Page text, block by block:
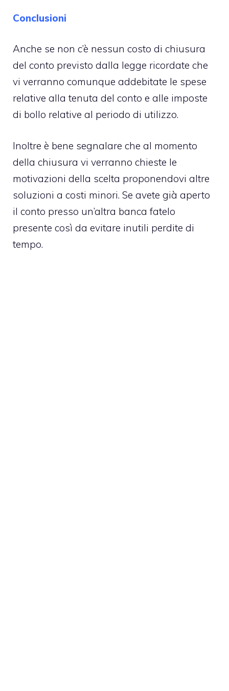
Conclusioni
Anche se non c’è nessun costo di chiusura
del conto previsto dalla legge ricordate che
vi verranno comunque addebitate le spese
relative alla tenuta del conto e alle imposte
di bollo relative al periodo di utilizzo.
Inoltre è bene segnalare che al momento
della chiusura vi verranno chieste le
motivazioni della scelta proponendovi altre
soluzioni a costi minori. Se avete già aperto
il conto presso un’altra banca fatelo
presente così da evitare inutili perdite di
tempo.